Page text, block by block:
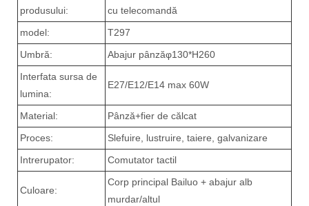
produsului:
cu telecomandă
model:
T297
Umbră:
Abajur pânzăφ130*H260
Interfata sursa de
lumina:
E27/E12/E14 max 60W
Material:
Pânză+fier de călcat
Proces:
Slefuire, lustruire, taiere, galvanizare
Intrerupator:
Comutator tactil
Culoare:
Corp principal Bailuo + abajur alb
murdar/altul